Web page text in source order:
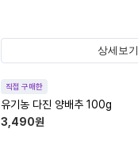
상세보기
직접 구매한
유기농 다진 양배추 100g
3,490원